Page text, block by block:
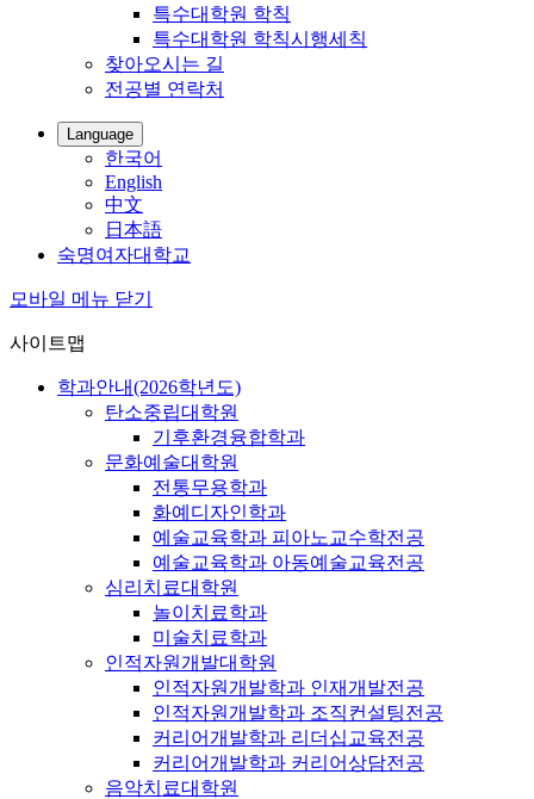
특수대학원 학칙
특수대학원 학칙시행세칙
찾아오시는 길
전공별 연락처
Language
한국어
English
中文
日本語
숙명여자대학교
모바일 메뉴 닫기
사이트맵
학과안내(2026학년도)
탄소중립대학원
기후환경융합학과
문화예술대학원
전통무용학과
화예디자인학과
예술교육학과 피아노교수학전공
예술교육학과 아동예술교육전공
심리치료대학원
놀이치료학과
미술치료학과
인적자원개발대학원
인적자원개발학과 인재개발전공
인적자원개발학과 조직컨설팅전공
커리어개발학과 리더십교육전공
커리어개발학과 커리어상담전공
음악치료대학원